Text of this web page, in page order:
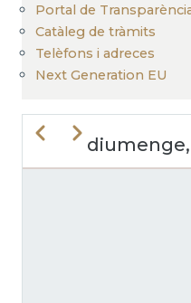
Portal de
Catàleg de tràmits
Telèfons i adreces
Next Generation EU
diumenge,
PreviousNext